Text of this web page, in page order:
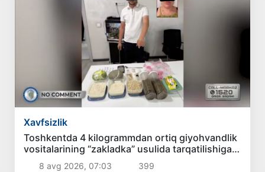
Xavfsizlik
Toshkentda 4 kilogrammdan ortiq giyohvandlik
vositalarining “zakladka” usulida tarqatilishiga
chek qoʻyildi
8 avg 2026, 07:03 399